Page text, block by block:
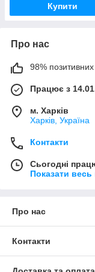
Купити
Про нас
98% позитивних
Працює з
м. Харків
Харків, Україна
Контакти
Сьогодні
Показати весь
Про нас
Контакти